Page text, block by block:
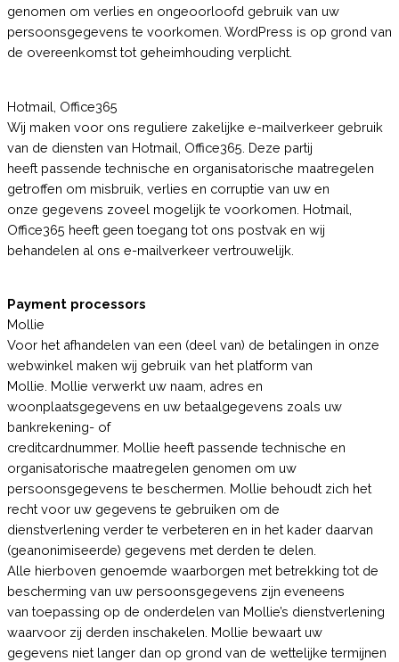
genomen om verlies en ongeoorloofd gebruik van uw
persoonsgegevens te voorkomen. WordPress is op grond van
de overeenkomst tot geheimhouding verplicht.
Hotmail, Office365
Wij maken voor ons reguliere zakelijke e-mailverkeer gebruik
van de diensten van Hotmail, Office365. Deze partij
heeft passende technische en organisatorische maatregelen
getroffen om misbruik, verlies en corruptie van uw en
onze gegevens zoveel mogelijk te voorkomen. Hotmail,
Office365 heeft geen toegang tot ons postvak en wij
behandelen al ons e-mailverkeer vertrouwelijk.
Payment processors
Mollie
Voor het afhandelen van een (deel van) de betalingen in onze
webwinkel maken wij gebruik van het platform van
Mollie. Mollie verwerkt uw naam, adres en
woonplaatsgegevens en uw betaalgegevens zoals uw
bankrekening- of
creditcardnummer. Mollie heeft passende technische en
organisatorische maatregelen genomen om uw
persoonsgegevens te beschermen. Mollie behoudt zich het
recht voor uw gegevens te gebruiken om de
dienstverlening verder te verbeteren en in het kader daarvan
(geanonimiseerde) gegevens met derden te delen.
Alle hierboven genoemde waarborgen met betrekking tot de
bescherming van uw persoonsgegevens zijn eveneens
van toepassing op de onderdelen van Mollie’s dienstverlening
waarvoor zij derden inschakelen. Mollie bewaart uw
gegevens niet langer dan op grond van de wettelijke termijnen